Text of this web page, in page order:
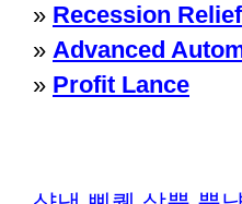
» Recession Relief
» Advanced
» Profit Lance